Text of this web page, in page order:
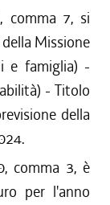
comma 7, si
Missione
e famiglia) -
- Titolo
della
comma 3, è
per l'anno